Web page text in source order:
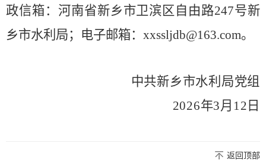
政信箱：河南省新乡市卫滨区自由路247号新
乡市水利局；电子邮箱： xxssljdb@163.com。
中共新乡市水利局党组
2026年3月12 日
返回顶部